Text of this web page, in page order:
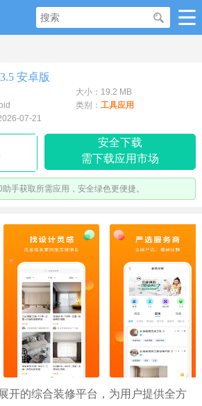
安卓版
大小：19.2 MB
类别： 工具应用
07-21
安全下载
需下载应用市场
手获取所需应用，安全绿色更便捷。
开的综合装修平台，为用户提供全方